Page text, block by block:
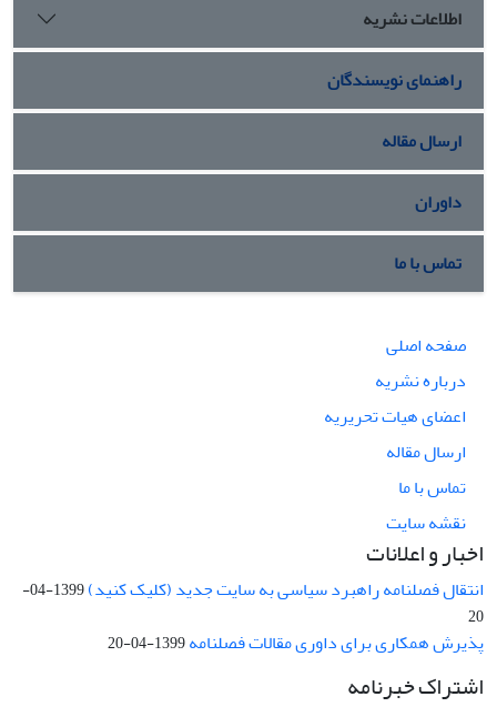
اطلاعات نشریه
راهنمای نویسندگان
ارسال مقاله
داوران
تماس با ما
صفحه اصلی
درباره نشریه
اعضای هیات تحریریه
ارسال مقاله
تماس با ما
نقشه سایت
اخبار و اعلانات
انتقال فصلنامه راهبرد سیاسی به سایت جدید (کلیک کنید)
1399-04-
20
پذیرش همکاری برای داوری مقالات فصلنامه1399-04-20
اشتراک خبرنامه